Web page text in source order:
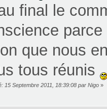
final le
que nous
tous réunis
15 Septembre 2011, 18:39:08 par Nigo»